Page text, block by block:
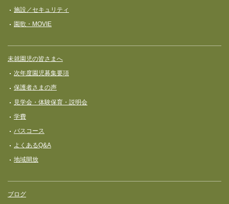
施設／セキュリティ
園歌・MOVIE
未就園児の皆さまへ
次年度園児募集要項
保護者さまの声
見学会・体験保育・説明会
学費
バスコース
よくあるQ&A
地域開放
ブログ